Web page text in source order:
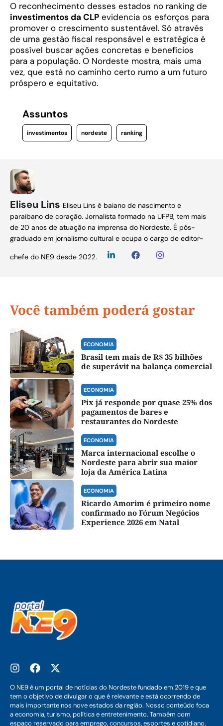
O reconhecimento desses estados no ranking de
investimentos da CLP evidencia os esforços para
promover o crescimento sustentável. Só através
de uma gestão fiscal responsável e estratégica é
possível buscar ações concretas e benefícios
para a população. O Nordeste mostra, mais uma
vez, que está no caminho certo rumo a um futuro
próspero e equitativo.
Assuntos
investimentos nordeste ranking
Eliseu Lins Eliseu Lins é baiano de nascimento e
paraibano de coração. Jornalista formado na UFPB, tem mais
de 20 anos de atuação na imprensa do Nordeste. É pós-
graduado em jornalismo cultural e ocupa o cargo de editor-
chefe do NE9 desde 2022.
Você também poderá gostar
ECONOMIA
Brasil tem mais de R$ 35 bilhões
de superávit na balança comercial
ECONOMIA
Pix já responde por quase 25% dos
pagamentos de bares e
restaurantes do Nordeste
ECONOMIA
Marca internacional escolhe o
Nordeste para abrir sua maior
loja da América Latina
ECONOMIA
Ricardo Amorim é primeiro nome
confirmado no Fórum Negócios
Experience 2026 em Natal
O NE9 é um portal de notícias do Nordeste fundado em 2019 e que
tem o objetivo de divulgar o que é relevante e está ocorrendo de
mais importante nos nove estados da região. Nosso conteúdo foca
a economia, turismo, política e entretenimento. Também com
espaço reservado para emprego, concursos, esportes e cotidiano.